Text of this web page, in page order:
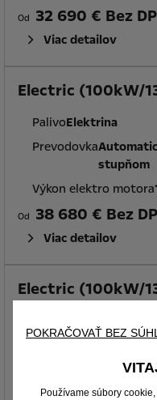
Od 32 690 € Bez
Viac detailov
Electric (100kW/
PalivoElektrina
Prevodovka
stupňom
Výkon elektro motora
Od 38 680 € Bez
Viac detailov
Electric (100kW/
stupňom
Výkon elektro motora
POKRAČOVAŤ BEZ
Používame súbory